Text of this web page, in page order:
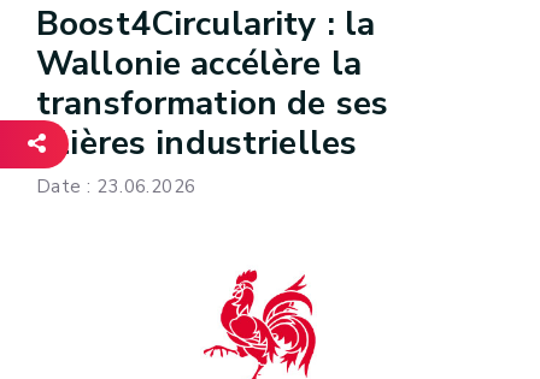
Boost4Circularity : la
Wallonie accélère la
transformation de ses
filières industrielles
Date : 23.06.2026